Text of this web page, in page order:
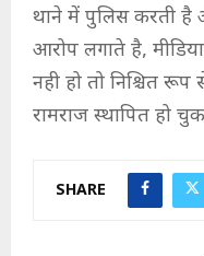
थाने में पुलिस करती है
आरोप लगाते है,
नही हो तो निश्चित
रामराज स्थापित हो
SHARE